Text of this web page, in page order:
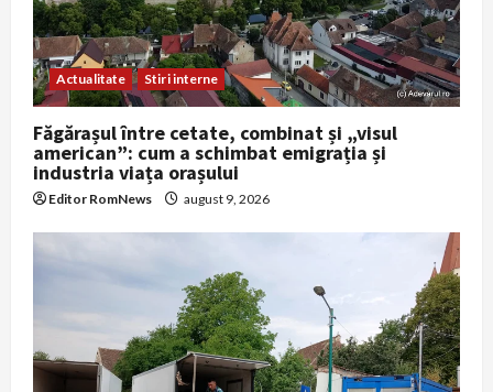
Actualitate Stiri interne
Făgărașul între cetate, combinat și „visul
american”: cum a schimbat emigrația și
industria viața orașului
Editor RomNews august 9, 2026